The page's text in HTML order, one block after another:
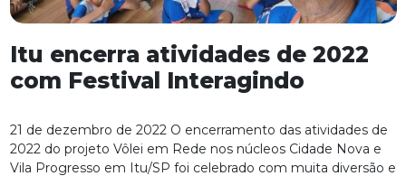
Itu encerra atividades de 2022
com Festival Interagindo
21 de dezembro de 2022 O encerramento das atividades de
2022 do projeto Vôlei em Rede nos núcleos Cidade Nova e
Vila Progresso em Itu/SP foi celebrado com muita diversão e